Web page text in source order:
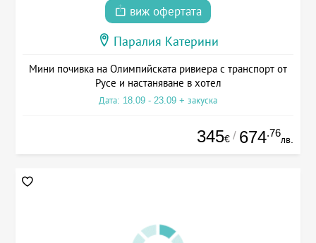
виж офертата
Паралия Катерини
Мини почивка на Олимпийската ривиера с транспорт от
Русе и настаняване в хотел
Дата: 18.09 - 23.09 + закуска
345€ / 674.76
лв.